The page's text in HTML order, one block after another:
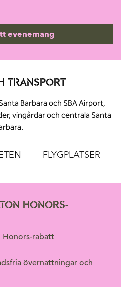
evenemang
TRANSPORT
Barbara och SBA Airport,
vingårdar och centrala Santa
FLYGPLATSER
HONORS-
Honors-rabatt
övernattningar och